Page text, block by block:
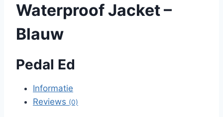
Waterproof Jacket –
Blauw
Pedal Ed
Informatie
Reviews (0)